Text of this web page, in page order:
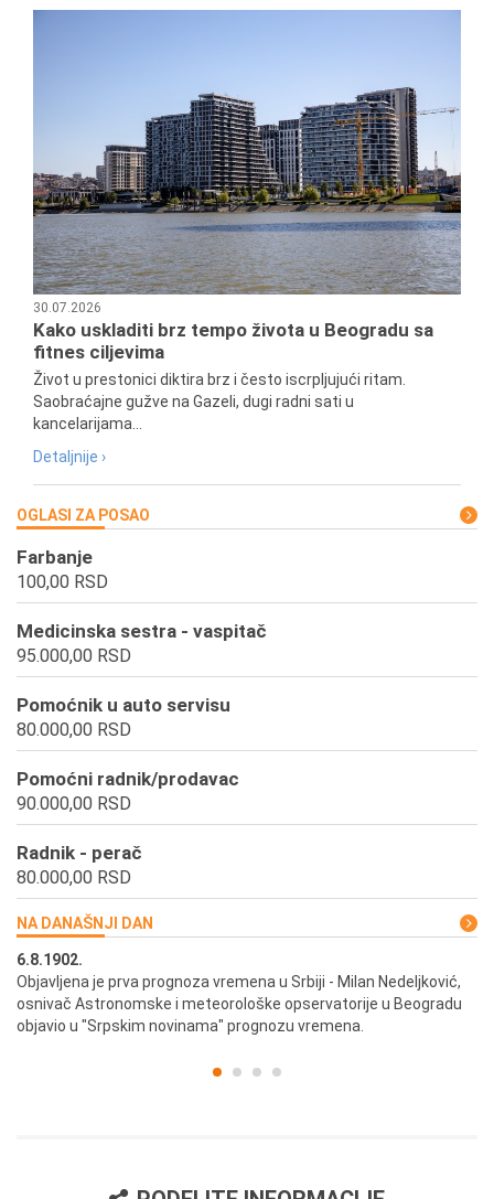
30.07.2026
Kako uskladiti brz tempo života u Beogradu sa
fitnes ciljevima
Život u prestonici diktira brz i često iscrpljujući ritam.
Saobraćajne gužve na Gazeli, dugi radni sati u
kancelarijama...
Detaljnije ›
OGLASI ZA POSAO
Farbanje
100,00 RSD
Medicinska sestra - vaspitač
95.000,00 RSD
Pomoćnik u auto servisu
80.000,00 RSD
Pomoćni radnik/prodavac
90.000,00 RSD
Radnik - perač
80.000,00 RSD
NA DANAŠNJI DAN
6.8.1902.
Objavljena je prva prognoza vremena u Srbiji - Milan Nedeljković,
osnivač Astronomske i meteorološke opservatorije u Beogradu
objavio u "Srpskim novinama" prognozu vremena.